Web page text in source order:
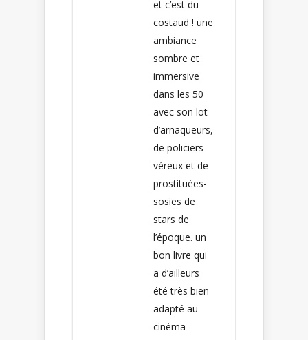
et c’est du
costaud ! une
ambiance
sombre et
immersive
dans les 50
avec son lot
d’arnaqueurs,
de policiers
véreux et de
prostituées-
sosies de
stars de
l’époque. un
bon livre qui
a d’ailleurs
été très bien
adapté au
cinéma